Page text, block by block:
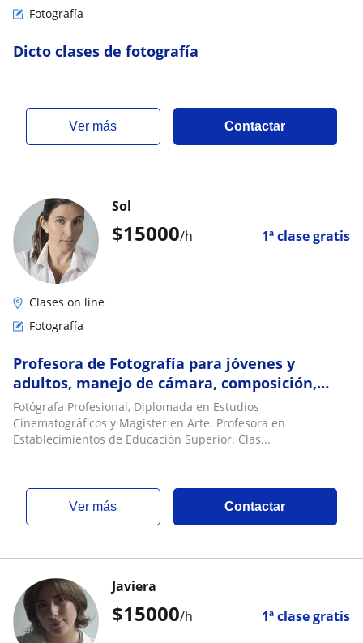
Fotografía
Dicto clases de fotografía
ver más Contactar
$15000/h 1ª clase gratis
Sol
Clases on line
Fotografía
Profesora de Fotografía para jóvenes y
adultos, manejo de cámara, composición,
historia y estética de la imagen. Clases de
Español
Fotógrafa Profesional, Diplomada en Estudios
Cinematográficos y Magister en Arte. Profesora en
Establecimientos de Educación Superior. Clas...
ver más Contactar
$15000/h 1ª clase gratis
Javiera